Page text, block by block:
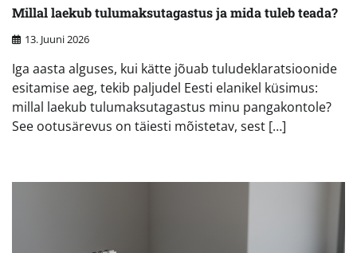
Millal laekub tulumaksutagastus ja mida tuleb teada?
13. Juuni 2026
Iga aasta alguses, kui kätte jõuab tuludeklaratsioonide
esitamise aeg, tekib paljudel Eesti elanikel küsimus:
millal laekub tulumaksutagastus minu pangakontole?
See ootusärevus on täiesti mõistetav, sest […]